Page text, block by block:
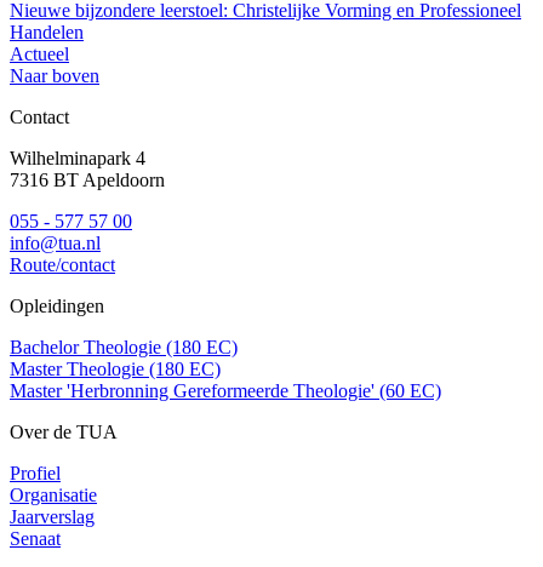
Nieuwe bijzondere leerstoel: Christelijke Vorming en Professioneel
Handelen
Actueel
Naar boven
Contact
Wilhelminapark 4
7316 BT Apeldoorn
055 - 577 57 00
info@tua.nl
Route/contact
Opleidingen
Bachelor Theologie (180 EC)
Master Theologie (180 EC)
Master 'Herbronning Gereformeerde Theologie' (60 EC)
Over de TUA
Profiel
Organisatie
Jaarverslag
Senaat